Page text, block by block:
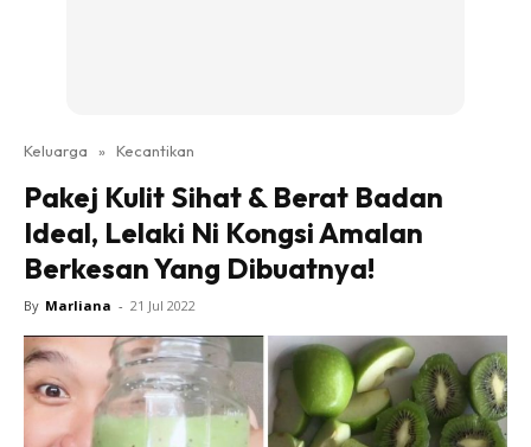
Keluarga » Kecantikan
Pakej Kulit Sihat & Berat Badan
Ideal, Lelaki Ni Kongsi Amalan
Berkesan Yang Dibuatnya!
By Marliana - 21 Jul 2022